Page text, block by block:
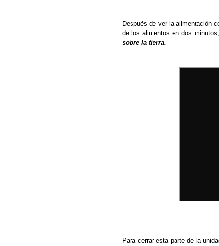
Después de ver la alimentación
de los alimentos en dos minutos,
sobre la tierra.
Para cerrar esta parte de la